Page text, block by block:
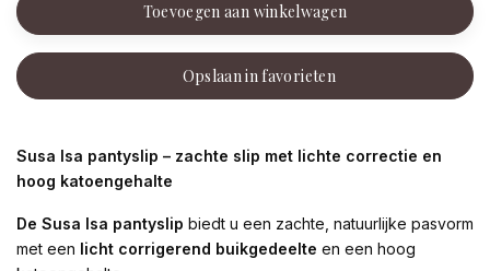
Toevoegen aan winkelwagen
Opslaan in favorieten
Susa Isa pantyslip – zachte slip met lichte correctie en
hoog katoengehalte
De Susa Isa pantyslip biedt u een zachte, natuurlijke pasvorm
met een licht corrigerend buikgedeelte en een hoog